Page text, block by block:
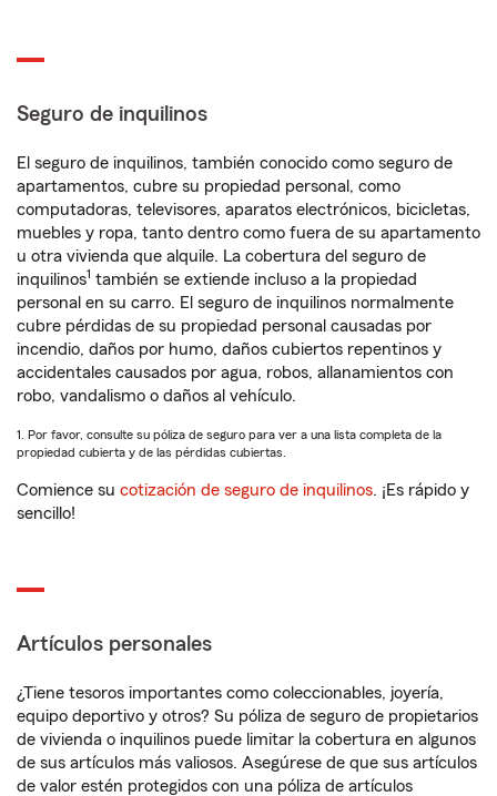
Seguro de inquilinos
El seguro de inquilinos, también conocido como seguro de
apartamentos, cubre su propiedad personal, como
computadoras, televisores, aparatos electrónicos, bicicletas,
muebles y ropa, tanto dentro como fuera de su apartamento
u otra vivienda que alquile. La cobertura del seguro de
inquilinos1 también se extiende incluso a la propiedad
personal en su carro. El seguro de inquilinos normalmente
cubre pérdidas de su propiedad personal causadas por
incendio, daños por humo, daños cubiertos repentinos y
accidentales causados por agua, robos, allanamientos con
robo, vandalismo o daños al vehículo.
1. Por favor, consulte su póliza de seguro para ver a una lista completa de la
propiedad cubierta y de las pérdidas cubiertas.
Comience su cotización de seguro de inquilinos. ¡Es rápido y
sencillo!
Artículos personales
¿Tiene tesoros importantes como coleccionables, joyería,
equipo deportivo y otros? Su póliza de seguro de propietarios
de vivienda o inquilinos puede limitar la cobertura en algunos
de sus artículos más valiosos. Asegúrese de que sus artículos
de valor estén protegidos con una póliza de artículos